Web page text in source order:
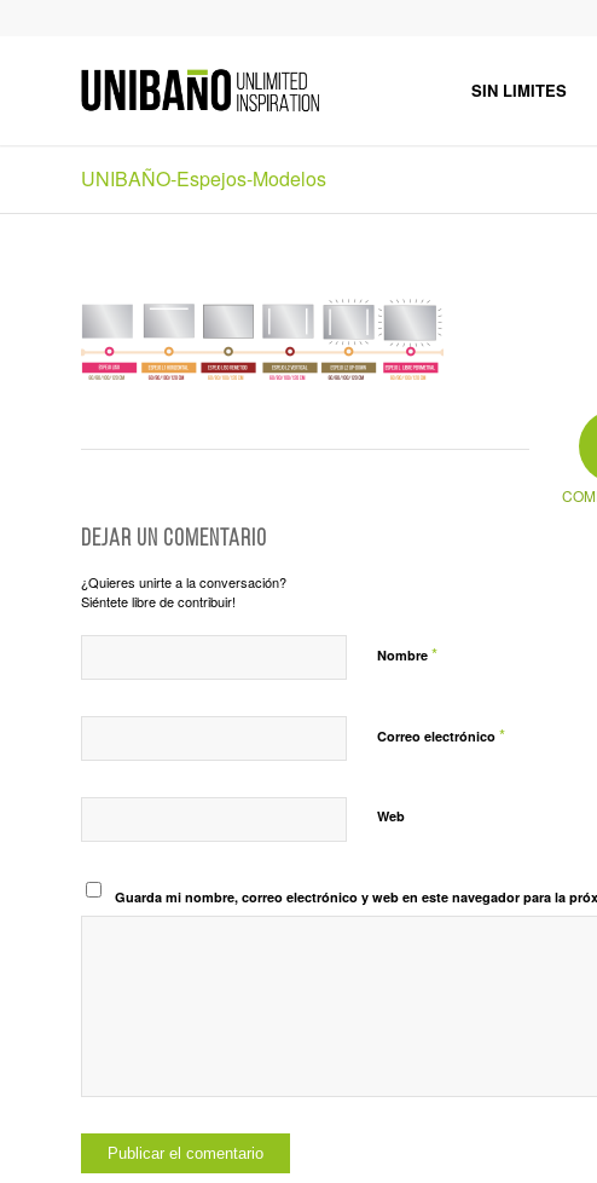
SIN LIMITES
UNIBAÑO-Espejos-Modelos
Dejar un comentario
¿Quieres unirte a la conversación?
Siéntete libre de contribuir!
Nombre *
Correo electrónico *
Web
Guarda mi nombre, correo electrónico y web en este navegador para la